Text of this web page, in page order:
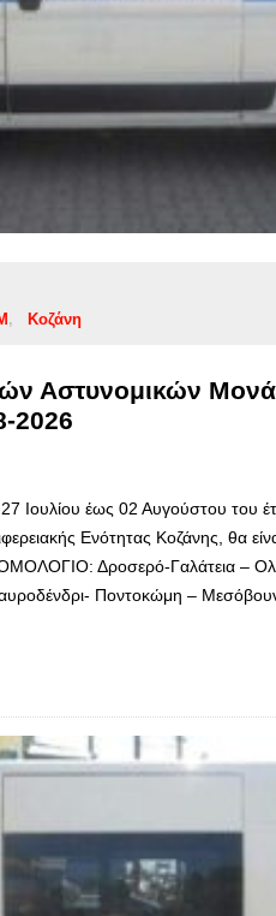
Κοζάνη
Αστυνομικών
2026
Ιουλίου έως 02 Αυγούστου του
Ενότητας Κοζάνης, θα
Δροσερό-Γαλάτεια –
Ποντοκώμη –